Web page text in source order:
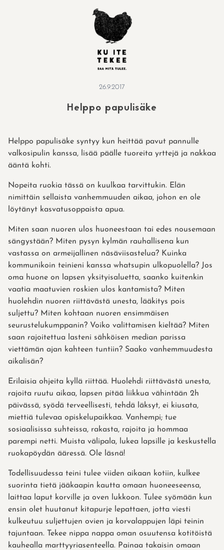
26.9.2017
Helppo papulisäke
Helppo papulisäke syntyy kun heittää pavut pannulle
valkosipulin kanssa, lisää päälle tuoreita yrttejä ja nakkaa
ääntä kohti.
Nopeita ruokia tässä on kuulkaa tarvittukin. Elän
nimittäin sellaista vanhemmuuden aikaa, johon en ole
löytänyt kasvatusoppaista apua.
Miten saan nuoren ulos huoneestaan tai edes nousemaan
sängystään? Miten pysyn kylmän rauhallisena kun
vastassa on armeijallinen näsäviisastelua? Kuinka
kommunikoin teinieni kanssa whatsupin ulkopuolella? Jos
oma huone on lapsen yksityisaluetta, saanko kuitenkin
vaatia maatuvien roskien ulos kantamista? Miten
huolehdin nuoren riittävästä unesta, lääkitys pois
suljettu? Miten kohtaan nuoren ensimmäisen
seurustelukumppanin? Voiko valittamisen kieltää? Miten
saan rajoitettua lasteni sähköisen median parissa
viettämän ajan kahteen tuntiin? Saako vanhemmuudesta
aikalisän?
Erilaisia ohjeita kyllä riittää. Huolehdi riittävästä unesta,
rajoita ruutu aikaa, lapsen pitää liikkua vähintään 2h
päivässä, syödä terveellisesti, tehdä läksyt, ei kiusata,
miettiä tulevaa opiskelupaikkaa. Vanhempi; tue
sosiaalisissa suhteissa, rakasta, rajoita ja hommaa
parempi netti. Muista välipala, lukea lapsille ja keskustella
ruokapöydän ääressä. Ole läsnä!
Todellisuudessa teini tulee viiden aikaan kotiin, kulkee
suorinta tietä jääkaapin kautta omaan huoneeseensa,
laittaa laput korville ja oven lukkoon. Tulee syömään kun
ensin olet huutanut kitapurje lepattaen, jotta viesti
kulkeutuu suljettujen ovien ja korvalappujen läpi teinin
tajuntaan. Tekee nippa nappa oman osuutensa kotitöistä
kauhealla marttyyriasenteella. Painaa takaisin omaan